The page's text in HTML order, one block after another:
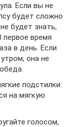
Если вы не
будет сложно
будет знать,
первое время
в день. Если
она не
подстилки:
на мягкую
голосом,